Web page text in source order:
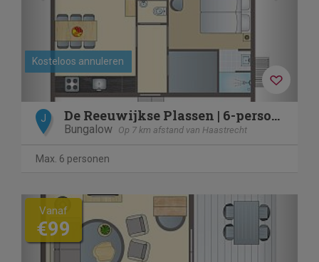
Kosteloos annuleren
J De Reeuwijkse Plassen | 6-persoons kinderwoning | 6CK2
Bungalow Op 7 km afstand van Haastrecht
Max. 6 personen
Previous
Vanaf
€99